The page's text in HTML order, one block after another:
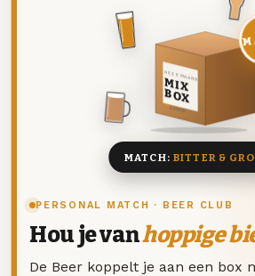
PERSONAL MATCH · BEER CLUB
Hou je vanhoppige
De Beer koppelt je aan een box
DEZE MAAND
MIX
BOX
8 BIEREN
MATCH: BITTER &